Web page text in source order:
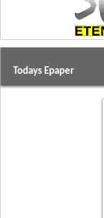
Todays Epaper